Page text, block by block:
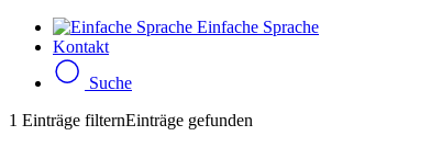
Einfache Sprache
Kontakt
Suche
1 Einträge filternEinträge gefunden